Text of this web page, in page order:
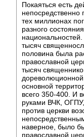
Покаяться есть
непосредственно
тех миллионах
разного
тысяч
половина была
православной
тысяч
дореволюционной
основной
всего 350-400. И
руками ВЧК,
против церкви
наверное, было
православной